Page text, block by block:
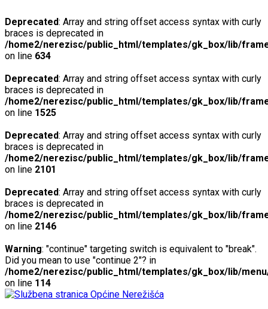
Deprecated: Array and string offset access syntax with curly
braces is deprecated in
/home2/nerezisc/public_html/templates/gk_box/lib/
on line 634
Deprecated: Array and string offset access syntax with curly
braces is deprecated in
/home2/nerezisc/public_html/templates/gk_box/lib/
on line 1525
Deprecated: Array and string offset access syntax with curly
braces is deprecated in
/home2/nerezisc/public_html/templates/gk_box/lib/
on line 2101
Deprecated: Array and string offset access syntax with curly
braces is deprecated in
/home2/nerezisc/public_html/templates/gk_box/lib/
on line 2146
Warning: "continue" targeting switch is equivalent to "break".
Did you mean to use "continue 2"? in
/home2/nerezisc/public_html/templates/gk_box/lib/
on line 114